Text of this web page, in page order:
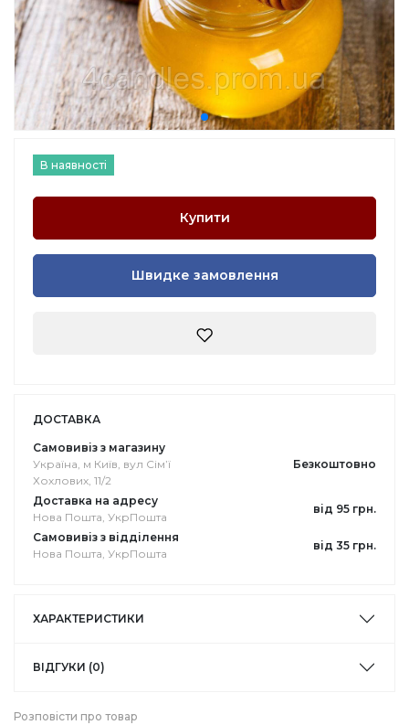
В наявності
Купити
Швидке замовлення
ДОСТАВКА
Самовивіз з магазину
Україна, м Київ, вул Сімʼї
Хохлових, 11/2
Безкоштовно
Доставка на адресу
Нова Пошта, УкрПошта
від 95 грн.
Самовивіз з відділення
Нова Пошта, УкрПошта
від 35 грн.
ХАРАКТЕРИСТИКИ
ВІДГУКИ (0)
Розповісти про товар